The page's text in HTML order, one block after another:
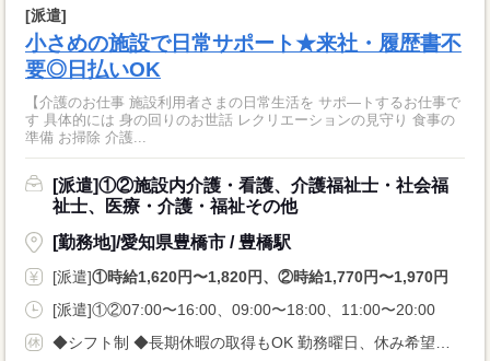
[派遣]
小さめの施設で日常サポート★来社・履歴書不
要◎日払いOK
【介護のお仕事 施設利用者さまの日常生活を サポ—トするお仕事で
す 具体的には 身の回りのお世話 レクリエーションの見守り 食事の
準備 お掃除 介護...
[派遣]①②施設内介護・看護、介護福祉士・社会福
祉士、医療・介護・福祉その他
[勤務地]/愛知県豊橋市 / 豊橋駅
[派遣]①時給1,620円〜1,820円、②時給1,770円〜1,970円
[派遣]①②07:00〜16:00、09:00〜18:00、11:00〜20:00
◆シフト制 ◆長期休暇の取得もOK 勤務曜日、休み希望はお気軽にご相談ください。 やむを得ない急なお休みにも理解のある職場です。